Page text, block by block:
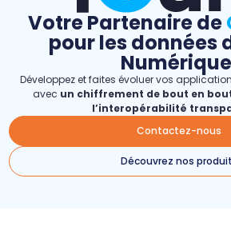
Votre Partenaire de
pour les données
Développez et faites évoluer vos
avec un chiffrement de bout en
l’interopérabilité
Contactez-nous
Découvrez nos